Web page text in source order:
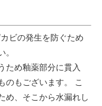
ビの発生を防ぐため
ため釉薬部分に貫入
のもございます。 こ
め、そこから水漏れし